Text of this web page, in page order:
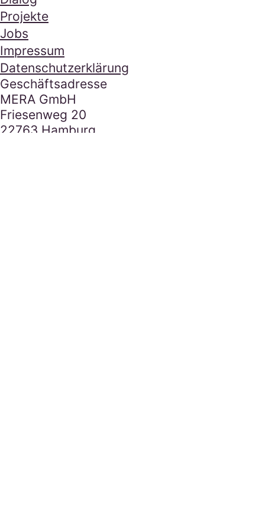
Projekte
Jobs
Impressum
Datenschutzerklärung
Kontakt
Geschäftsadresse
MERA GmbH
Friesenweg 20
22763 Hamburg